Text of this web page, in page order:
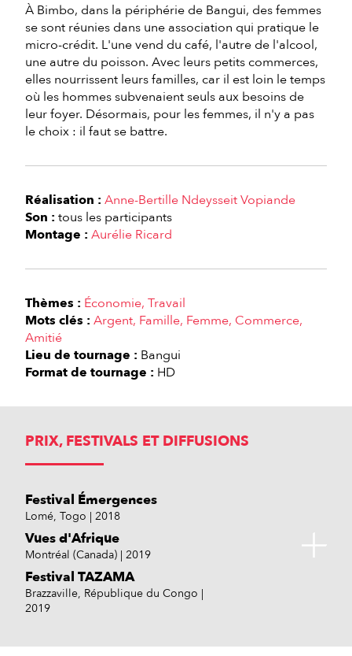
À Bimbo, dans la périphérie de Bangui, des femmes
se sont réunies dans une association qui pratique le
micro-crédit. L'une vend du café, l'autre de l'alcool,
une autre du poisson. Avec leurs petits commerces,
elles nourrissent leurs familles, car il est loin le temps
où les hommes subvenaient seuls aux besoins de
leur foyer. Désormais, pour les femmes, il n'y a pas
le choix : il faut se battre.
Réalisation : Anne-Bertille Ndeysseit Vopiande
Son : tous les participants
Montage : Aurélie Ricard
Thèmes : Économie Travail
Mots clés : Argent Famille Femme Commerce
Amitié
Lieu de tournage : Bangui
Format de tournage : HD
PRIX, FESTIVALS ET DIFFUSIONS
Festival Émergences
Lomé, Togo 2018
Vues d'Afrique
Montréal (Canada) 2019
Festival TAZAMA
Brazzaville, République du Congo
2019
Theneuille (03) 2019